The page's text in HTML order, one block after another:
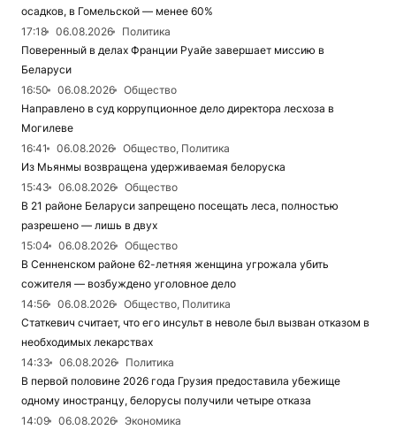
осадков, в Гомельской — менее 60%
17:18
06.08.2026
Политика
Поверенный в делах Франции Руайе завершает миссию в
Беларуси
16:50
06.08.2026
Общество
Направлено в суд коррупционное дело директора лесхоза в
Могилеве
16:41
06.08.2026
Общество, Политика
Из Мьянмы возвращена удерживаемая белоруска
15:43
06.08.2026
Общество
В 21 районе Беларуси запрещено посещать леса, полностью
разрешено — лишь в двух
15:04
06.08.2026
Общество
В Сенненском районе 62-летняя женщина угрожала убить
сожителя — возбуждено уголовное дело
14:56
06.08.2026
Общество, Политика
Статкевич считает, что его инсульт в неволе был вызван отказом в
необходимых лекарствах
14:33
06.08.2026
Политика
В первой половине 2026 года Грузия предоставила убежище
одному иностранцу, белорусы получили четыре отказа
14:09
06.08.2026
Экономика